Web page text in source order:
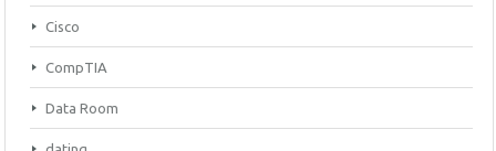
Cisco
CompTIA
Data Room